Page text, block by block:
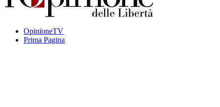
OpinioneTV
Prima Pagina